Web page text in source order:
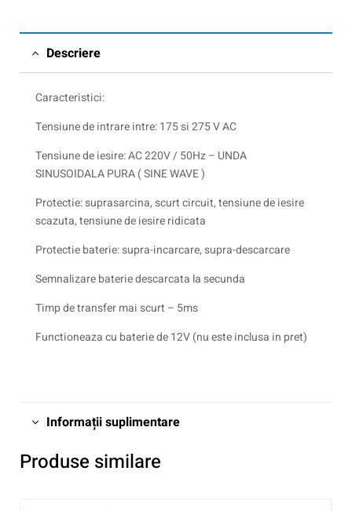
Descriere
Caracteristici:
Tensiune de intrare intre: 175 si 275 V AC
Tensiune de iesire: AC 220V / 50Hz – UNDA
SINUSOIDALA PURA ( SINE WAVE )
Protectie: suprasarcina, scurt circuit, tensiune de iesire
scazuta, tensiune de iesire ridicata
Protectie baterie: supra-incarcare, supra-descarcare
Semnalizare baterie descarcata la secunda
Timp de transfer mai scurt – 5ms
Functioneaza cu baterie de 12V (nu este inclusa in pret)
Informații suplimentare
Produse similare